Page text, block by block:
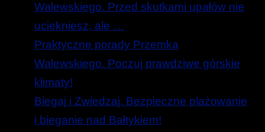
Walewskiego. Przed skutkami upałów nie
uciekniesz, ale …
Praktyczne porady Przemka
Walewskiego. Poczuj prawdziwe górskie
klimaty!
Biegaj i Zwiedzaj. Bezpieczne plażowanie
i bieganie nad Bałtykiem!